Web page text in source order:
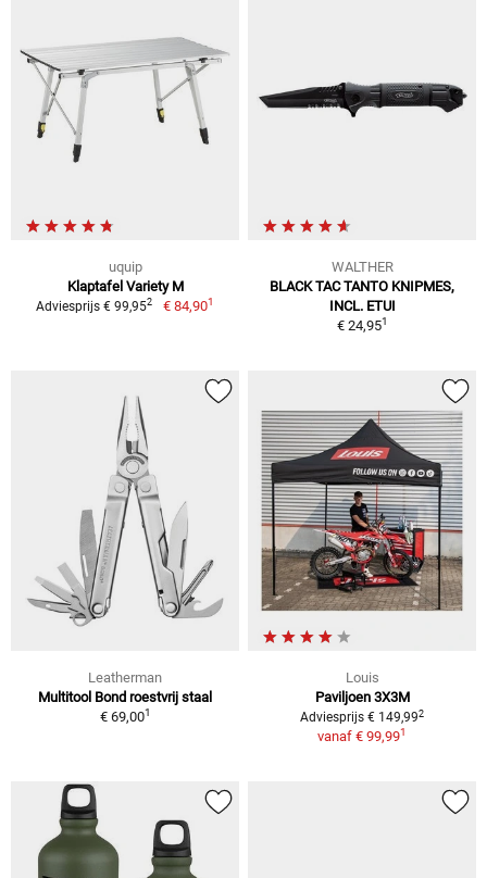
uquip
Klaptafel Variety M
Adviesprijs € 99,952 € 84,901
WALTHER
BLACK TAC TANTO KNIPMES,
INCL. ETUI
€ 24,951
Leatherman
Multitool Bond roestvrij staal
€ 69,001
Louis
Paviljoen 3X3M
Adviesprijs € 149,992
vanaf € 99,991